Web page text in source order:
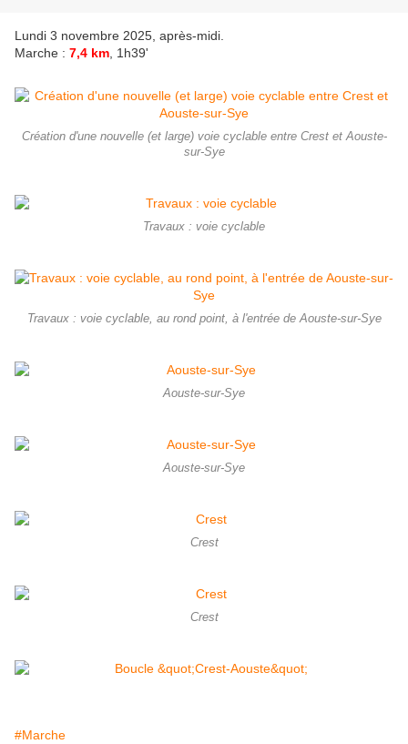
Lundi 3 novembre 2025, après-midi.
Marche : 7,4 km , 1h39'
Création d'une nouvelle (et large) voie cyclable entre Crest et Aouste-
sur-Sye
Travaux : voie cyclable
Travaux : voie cyclable, au rond point, à l'entrée de Aouste-sur-Sye
Aouste-sur-Sye
Aouste-sur-Sye
Crest
Crest
#Marche